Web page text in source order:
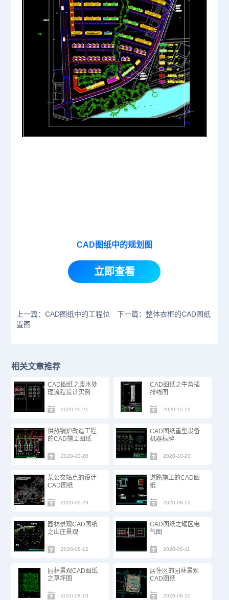
CAD图纸中的规划图
立即查看
上一篇：CAD图纸中的工程位
置图
下一篇：整体衣柜的CAD图纸
相关文章推荐
CAD图纸之废水处
理流程设计实例
2020-10-21
CAD图纸之牛角插
排线图
2020-10-21
供热锅炉改造工程
的CAD施工图纸
2020-10-20
CAD图纸重型设备
机器标牌
2020-10-20
某公交站点的设计
CAD图纸
2020-09-29
道路施工的CAD图
纸
2020-08-12
园林景观CAD图纸
之山庄景观
2020-08-12
CAD图纸之罐区电
气图
2020-08-11
园林景观CAD图纸
之草坪图
2020-08-10
居住区的园林景观
CAD图纸
2020-08-10